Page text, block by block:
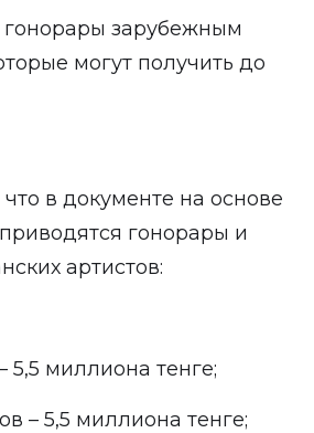
гонорары зарубежным
могут получить до
что в документе на основе
гонорары и
артистов:
миллиона тенге;
– 5,5 миллиона тенге;